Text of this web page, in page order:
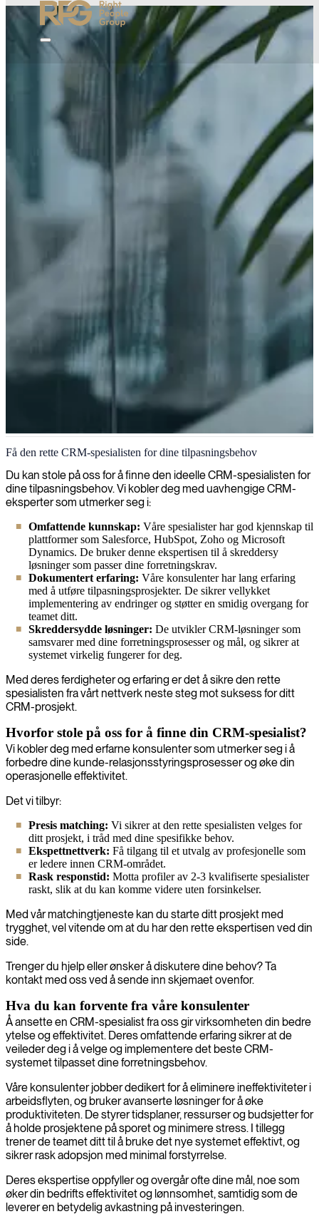
CRM
Vi tilpasser CRM-systemer for å passe dine forretningsprosesser,
forbedre kunderelasjonsforvaltning og øke salgsproduktiviteten.
Få den rette CRM-spesialisten for dine tilpasningsbehov
Du kan stole på oss for å finne den ideelle CRM-spesialisten for
dine tilpasningsbehov. Vi kobler deg med uavhengige CRM-
eksperter som utmerker seg i:
Omfattende kunnskap: Våre spesialister har god kjennskap til
plattformer som Salesforce, HubSpot, Zoho og Microsoft
Dynamics. De bruker denne ekspertisen til å skreddersy
løsninger som passer dine forretningskrav.
Dokumentert erfaring: Våre konsulenter har lang erfaring
med å utføre tilpasningsprosjekter. De sikrer vellykket
implementering av endringer og støtter en smidig overgang for
teamet ditt.
Skreddersydde løsninger: De utvikler CRM-løsninger som
samsvarer med dine forretningsprosesser og mål, og sikrer at
systemet virkelig fungerer for deg.
Med deres ferdigheter og erfaring er det å sikre den rette
spesialisten fra vårt nettverk neste steg mot suksess for ditt
CRM-prosjekt.
Hvorfor stole på oss for å finne din CRM-spesialist?
Vi kobler deg med erfarne konsulenter som utmerker seg i å
forbedre dine kunde-relasjonsstyringsprosesser og øke din
operasjonelle effektivitet.
Det vi tilbyr:
Presis matching: Vi sikrer at den rette spesialisten velges for
ditt prosjekt, i tråd med dine spesifikke behov.
Ekspettnettverk: Få tilgang til et utvalg av profesjonelle som
er ledere innen CRM-området.
Rask responstid: Motta profiler av 2-3 kvalifiserte spesialister
raskt, slik at du kan komme videre uten forsinkelser.
Med vår matchingtjeneste kan du starte ditt prosjekt med
trygghet, vel vitende om at du har den rette ekspertisen ved din
side.
Trenger du hjelp eller ønsker å diskutere dine behov? Ta
kontakt med oss ved å sende inn skjemaet ovenfor.
Hva du kan forvente fra våre konsulenter
Å ansette en CRM-spesialist fra oss gir virksomheten din bedre
ytelse og effektivitet. Deres omfattende erfaring sikrer at de
veileder deg i å velge og implementere det beste CRM-
systemet tilpasset dine forretningsbehov.
Våre konsulenter jobber dedikert for å eliminere ineffektiviteter i
arbeidsflyten, og bruker avanserte løsninger for å øke
produktiviteten. De styrer tidsplaner, ressurser og budsjetter for
å holde prosjektene på sporet og minimere stress. I tillegg
trener de teamet ditt til å bruke det nye systemet effektivt, og
sikrer rask adopsjon med minimal forstyrrelse.
Deres ekspertise oppfyller og overgår ofte dine mål, noe som
øker din bedrifts effektivitet og lønnsomhet, samtidig som de
leverer en betydelig avkastning på investeringen.